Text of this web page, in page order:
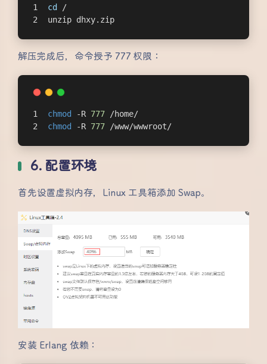
cd
/
unzip dhxy.zip
解压完成后，命令授予 777 权限：
chmod -R 777 /home/
chmod
-R 777 /www/wwwroot/
6. 配置环境
首先设置虚拟内存，Linux 工具箱添加 Swap。
安装 Erlang 依赖：